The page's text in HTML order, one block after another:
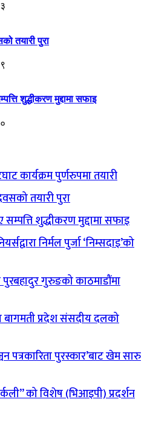
तयारी पुरा
शुद्धीकरण मुद्दामा सफाइ
कार्यक्रम पुर्णरुपमा तयारी
तयारी पुरा
शुद्धीकरण मुद्दामा सफाइ
निर्मल पुर्जा ‘निम्सदाइ’को
पुरबहादुर गुरुङको काठमाडौंमा
बागमती प्रदेश संसदीय दलको
पत्रकारिता पुरस्कार’बाट खेम सारु
को विशेष (भिआइपी) प्रदर्शन